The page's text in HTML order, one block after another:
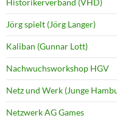
Jörg spielt (Jörg Langer)
Kaliban (Gunnar Lott)
Nachwuchsworkshop HGV
Netz und Werk (Junge
Netzwerk AG Games